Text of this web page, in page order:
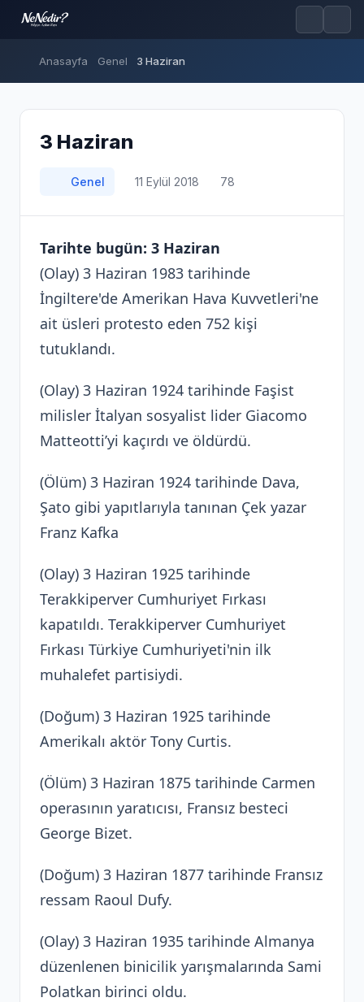
Anasayfa Genel 3 Haziran
3 Haziran
Genel 11 Eylül 2018 78
Tarihte bugün: 3 Haziran
(Olay) 3 Haziran 1983 tarihinde
İngiltere'de Amerikan Hava Kuvvetleri'ne
ait üsleri protesto eden 752 kişi
tutuklandı.
(Olay) 3 Haziran 1924 tarihinde Faşist
milisler İtalyan sosyalist lider Giacomo
Matteotti’yi kaçırdı ve öldürdü.
(Ölüm) 3 Haziran 1924 tarihinde Dava,
Şato gibi yapıtlarıyla tanınan Çek yazar
Franz Kafka
(Olay) 3 Haziran 1925 tarihinde
Terakkiperver Cumhuriyet Fırkası
kapatıldı. Terakkiperver Cumhuriyet
Fırkası Türkiye Cumhuriyeti'nin ilk
muhalefet partisiydi.
(Doğum) 3 Haziran 1925 tarihinde
Amerikalı aktör Tony Curtis.
(Ölüm) 3 Haziran 1875 tarihinde Carmen
operasının yaratıcısı, Fransız besteci
George Bizet.
(Doğum) 3 Haziran 1877 tarihinde Fransız
ressam Raoul Dufy.
(Olay) 3 Haziran 1935 tarihinde Almanya
düzenlenen binicilik yarışmalarında Sami
Polatkan birinci oldu.